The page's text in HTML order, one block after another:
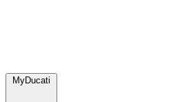
MyDucati